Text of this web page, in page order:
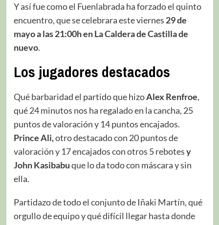
Y así fue como el Fuenlabrada ha forzado el quinto
encuentro, que se celebrara este viernes 29 de
mayo a las 21:00h en La Caldera de Castilla de
nuevo.
Los jugadores destacados
Qué barbaridad el partido que hizoAlex Renfroe,
qué 24 minutos nos ha regalado en la cancha, 25
puntos de valoración y 14 puntos encajados.
Prince Ali,otro destacado con 20 puntos de
valoración y 17 encajados con otros 5 rebotesy
John Kasibabuque lo da todo con máscara y sin
ella.
Partidazo de todo el conjunto de Iñaki Martín, qué
orgullo de equipo y qué difícil llegar hasta donde